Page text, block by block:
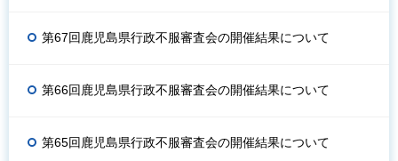
第67回鹿児島県行政不服審査会の開催結果について
第66回鹿児島県行政不服審査会の開催結果について
第65回鹿児島県行政不服審査会の開催結果について